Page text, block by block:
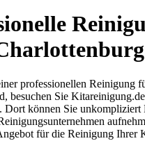
professionellen Reinigung
besuchen Sie
Dort können Sie unkompliziert
für die Reinigung Ihrer